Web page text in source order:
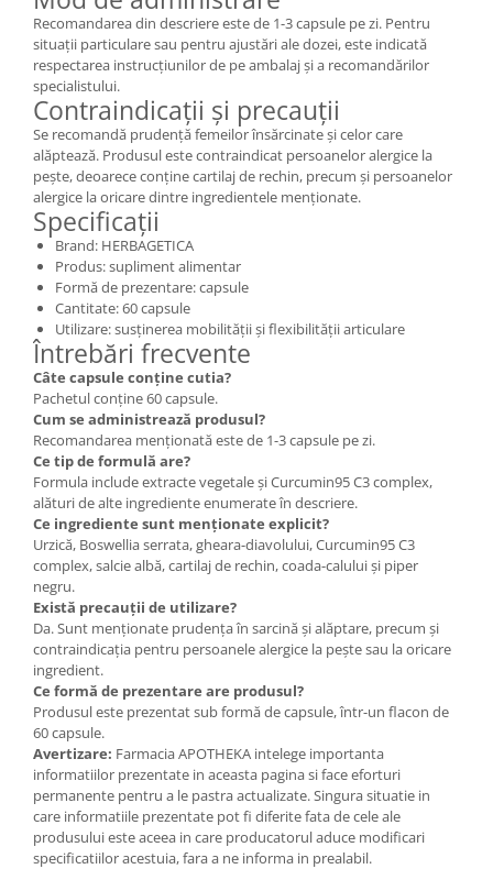
Recomandarea din descriere este de 1-3 capsule pe zi. Pentru
situații particulare sau pentru ajustări ale dozei, este indicată
respectarea instrucțiunilor de pe ambalaj și a recomandărilor
specialistului.
Contraindicații și precauții
Se recomandă prudență femeilor însărcinate și celor care
alăptează. Produsul este contraindicat persoanelor alergice la
pește, deoarece conține cartilaj de rechin, precum și persoanelor
alergice la oricare dintre ingredientele menționate.
Specificații
Brand: HERBAGETICA
Produs: supliment alimentar
Formă de prezentare: capsule
Cantitate: 60 capsule
Utilizare: susținerea mobilității și flexibilității articulare
Întrebări frecvente
Câte capsule conține cutia?
Pachetul conține 60 capsule.
Cum se administrează produsul?
Recomandarea menționată este de 1-3 capsule pe zi.
Ce tip de formulă are?
Formula include extracte vegetale și Curcumin95 C3 complex,
alături de alte ingrediente enumerate în descriere.
Ce ingrediente sunt menționate explicit?
Urzică, Boswellia serrata, gheara-diavolului, Curcumin95 C3
complex, salcie albă, cartilaj de rechin, coada-calului și piper
negru.
Există precauții de utilizare?
Da. Sunt menționate prudența în sarcină și alăptare, precum și
contraindicația pentru persoanele alergice la pește sau la oricare
ingredient.
Ce formă de prezentare are produsul?
Produsul este prezentat sub formă de capsule, într-un flacon de
60 capsule.
Avertizare: Farmacia APOTHEKA intelege importanta
informatiilor prezentate in aceasta pagina si face eforturi
permanente pentru a le pastra actualizate. Singura situatie in
care informatiile prezentate pot fi diferite fata de cele ale
produsului este aceea in care producatorul aduce modificari
specificatiilor acestuia, fara a ne informa in prealabil.